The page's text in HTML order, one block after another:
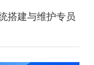
搭建与维护专员